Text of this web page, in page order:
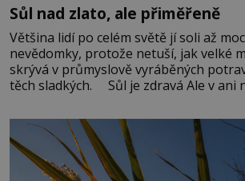
Sůl nad zlato, ale přiměřeně
Většina lidí po celém světě jí soli až
nevědomky, protože netuší, jak velké
skrývá v průmyslově vyráběných
těch sladkých. Sůl je zdravá Ale v ani
základní složky– sodík a chlór – jsou
správné hospodaření